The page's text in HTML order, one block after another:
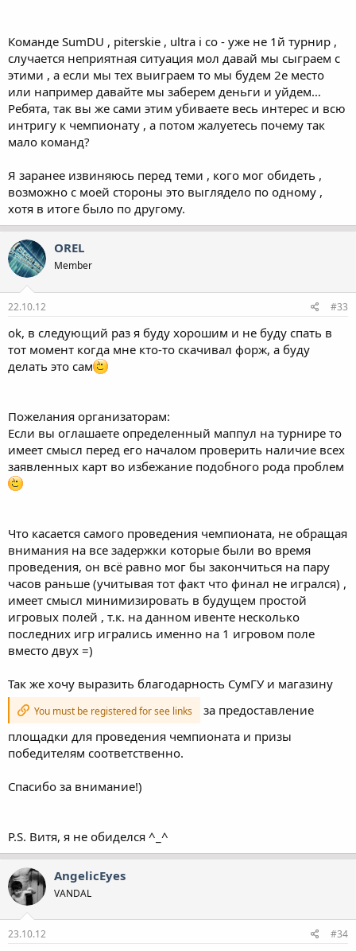
Команде SumDU , piterskie , ultra i co - уже не 1й турнир ,
случается неприятная ситуация мол давай мы сыграем с
этими , а если мы тех выиграем то мы будем 2е место
или например давайте мы заберем деньги и уйдем…
Ребята, так вы же сами этим убиваете весь интерес и всю
интригу к чемпионату , а потом жалуетесь почему так
мало команд?
Я заранее извиняюсь перед теми , кого мог обидеть ,
возможно с моей стороны это выглядело по одному ,
хотя в итоге было по другому.
OREL
Member
22.10.12 #33
ok, в следующий раз я буду хорошим и не буду спать в
тот момент когда мне кто-то скачивал форж, а буду
делать это сам
Пожелания организаторам:
Если вы оглашаете определенный маппул на турнире то
имеет смысл перед его началом проверить наличие всех
заявленных карт во избежание подобного рода проблем
Что касается самого проведения чемпионата, не обращая
внимания на все задержки которые были во время
проведения, он всё равно мог бы закончиться на пару
часов раньше (учитывая тот факт что финал не игрался) ,
имеет смысл минимизировать в будущем простой
игровых полей , т.к. на данном ивенте несколько
последних игр игрались именно на 1 игровом поле
вместо двух =)
Так же хочу выразить благодарность СумГУ и магазину
You must be registered for see links
за предоставление
площадки для проведения чемпионата и призы
победителям соответственно.
Спасибо за внимание!)
P.S. Витя, я не обиделся ^_^
AngelicEyes
VANDAL
23.10.12 #34